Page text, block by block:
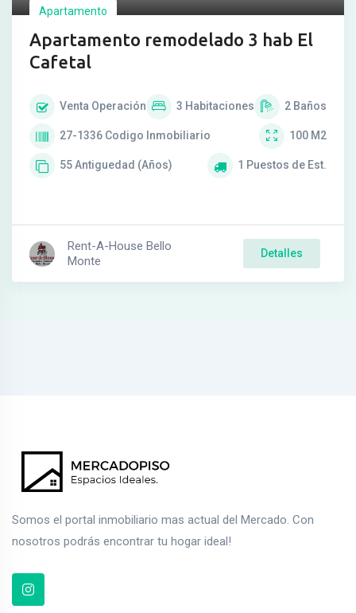
Apartamento
Apartamento remodelado 3 hab El
Cafetal
Venta Operación 3 Habitaciones 2 Baños
27-1336 Codigo Inmobiliario 100 M2
55Antiguedad (Años) 1 Puestos de Est.
Rent-A-House Bello
Monte
Detalles
Somos el portal inmobiliario mas actual del Mercado. Con
nosotros podrás encontrar tu hogar ideal!